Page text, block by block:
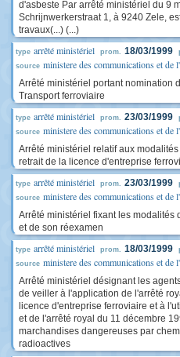
d'asbeste Par arrêté ministériel du 9
Schrijnwerkerstraat 1, à 9240 Zele,
travaux(...) (...)
type arrêté ministériel prom. 18/03/1999
source ministere des communications et de
Arrêté ministériel portant nomination
Transport ferroviaire
type arrêté ministériel prom. 23/03/1999
source ministere des communications et de
Arrêté ministériel relatif aux
retrait de la licence d'entreprise
type arrêté ministériel prom. 23/03/1999
source ministere des communications et de
Arrêté ministériel fixant les modalités
et de son réexamen
type arrêté ministériel prom. 18/03/1999
source ministere des communications et de
Arrêté ministériel désignant les
de veiller à l'application de l'arrêté
licence d'entreprise ferroviaire et à
et de l'arrêté royal du 11 décembre
marchandises dangereuses par
radioactives